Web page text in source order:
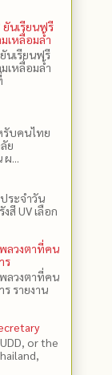
ยันเรียนฟรี
เหลื่อมล้ำ
นเรียนฟรี
เหลื่อมล้ำ
รับคนไทย
ย
...
ระจำวัน
สี UV เลือก
ลวงตาที่คน
ร
ลวงตาที่คน
รายงาน
or the